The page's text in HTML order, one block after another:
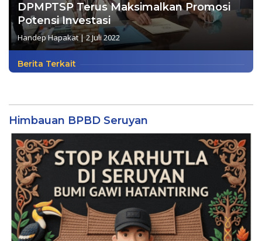
DPMPTSP Terus Maksimalkan Promosi
Potensi Investasi
Handep Hapakat|2 Juli 2022
Berita Terkait
Himbauan BPBD Seruyan